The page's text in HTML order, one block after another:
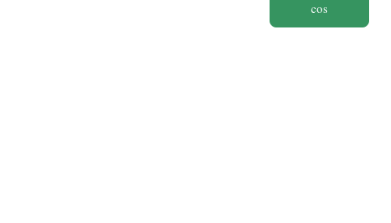
cos